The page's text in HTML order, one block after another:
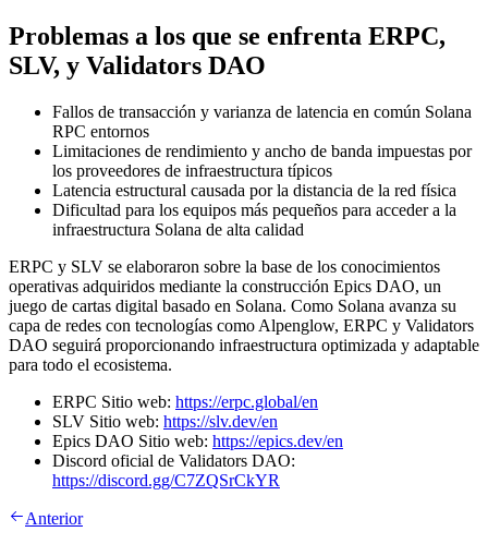
Problemas a los que se enfrenta ERPC,
SLV, y Validators DAO
Fallos de transacción y varianza de latencia en común Solana
RPC entornos
Limitaciones de rendimiento y ancho de banda impuestas por
los proveedores de infraestructura típicos
Latencia estructural causada por la distancia de la red física
Dificultad para los equipos más pequeños para acceder a la
infraestructura Solana de alta calidad
ERPC y SLV se elaboraron sobre la base de los conocimientos
operativas adquiridos mediante la construcción Epics DAO, un
juego de cartas digital basado en Solana. Como Solana avanza su
capa de redes con tecnologías como Alpenglow, ERPC y Validators
DAO seguirá proporcionando infraestructura optimizada y adaptable
para todo el ecosistema.
ERPC Sitio web: https://erpc.global/en
SLV Sitio web: https://slv.dev/en
Epics DAO Sitio web: https://epics.dev/en
Discord oficial de Validators DAO:
https://discord.gg/C7ZQSrCkYR
Anterior